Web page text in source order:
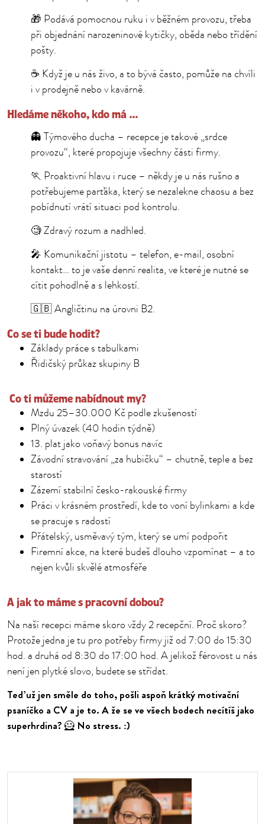
🎁 Podává pomocnou ruku i v běžném provozu, třeba
při objednání narozeninové kytičky, oběda nebo třídění
pošty.
☕ Když je u nás živo, a to bývá často, pomůže na chvíli
i v prodejně nebo v kavárně.
Hledáme někoho, kdo má …
👻 Týmového ducha – recepce je takové „srdce
provozu“, které propojuje všechny části firmy.
🏃 Proaktivní hlavu i ruce – někdy je u nás rušno a
potřebujeme parťáka, který se nezalekne chaosu a bez
pobídnutí vrátí situaci pod kontrolu.
🧐 Zdravý rozum a nadhled.
🎤 Komunikační jistotu – telefon, e-mail, osobní
kontakt… to je vaše denní realita, ve které je nutné se
cítit pohodlně a s lehkostí.
🇬🇧 Angličtinu na úrovni B2.
Co se ti bude hodit?
Základy práce s tabulkami
Řidičský průkaz skupiny B
Co ti můžeme nabídnout my?
Mzdu 25–30.000 Kč podle zkušeností
Plný úvazek (40 hodin týdně)
13. plat jako voňavý bonus navíc
Závodní stravování „za hubičku“ – chutně, teple a bez
starostí
Zázemí stabilní česko-rakouské firmy
Práci v krásném prostředí, kde to voní bylinkami a kde
se pracuje s radostí
Přátelský, usměvavý tým, který se umí podpořit
Firemní akce, na které budeš dlouho vzpomínat – a to
nejen kvůli skvělé atmosféře
A jak to máme s pracovní dobou?
Na naší recepci máme skoro vždy 2 recepční. Proč skoro?
Protože jedna je tu pro potřeby firmy již od 7:00 do 15:30
hod. a druhá od 8:30 do 17:00 hod. A jelikož férovost u nás
není jen plytké slovo, budete se střídat.
Teď už jen směle do toho, pošli aspoň krátký motivační
psaníčko a CV a je to. A že se ve všech bodech necítíš jako
superhrdina? 🦸 No stress. :)